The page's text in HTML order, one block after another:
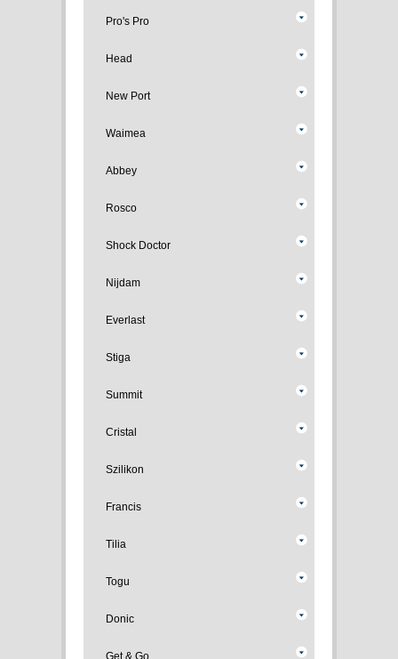
Pro's Pro
Head
New Port
Waimea
Abbey
Rosco
Shock Doctor
Nijdam
Everlast
Stiga
Summit
Cristal
Szilikon
Francis
Tilia
Togu
Donic
Get & Go